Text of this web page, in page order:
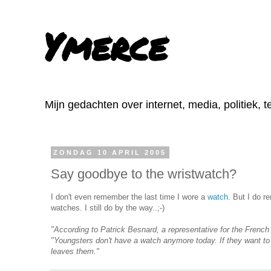
Ymerce
Mijn gedachten over internet, media, politiek,
ZONDAG 10 APRIL 2005
Say goodbye to the wristwatch?
I don't even remember the last time I wore a watch . But I do
watches. I still do by the way..;-)
"According to Patrick Besnard, a representative for the
"Youngsters don't have a watch anymore today. If they want
leaves them."